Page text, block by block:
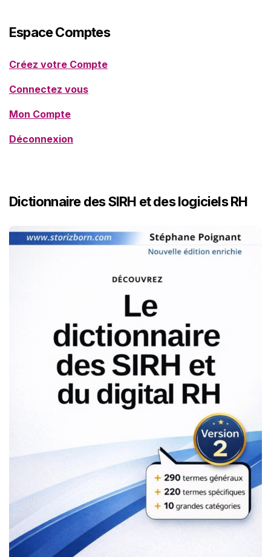
Espace Comptes
Créez votre Compte
Connectez vous
Mon Compte
Déconnexion
Dictionnaire des SIRH et des logiciels RH